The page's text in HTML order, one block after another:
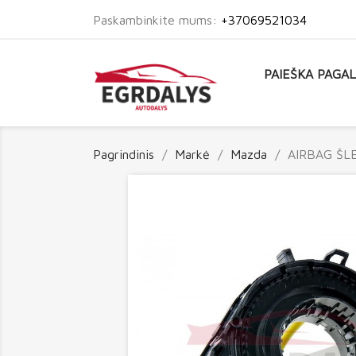
Paskambinkite mums: +37069521034
PAIEŠKA
Pagrindinis Markė Mazda AIRBAG